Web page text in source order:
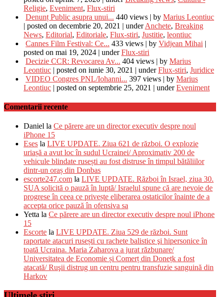
Religie, Eveniment, Flux-stiri
Denunț Public asupra unui... 440 views | by Marius Leontiuc
| posted on decembrie 20, 2021 | underAnchete, Breaking
News, Editorial, Editoriale, Flux-stiri, Justitie, leontiuc
Cannes Film Festival: Ce... 433 views | by Vidjean Mihai |
posted on mai 19, 2024 | underFlux-stiri
Decizie CCR: Revocarea Av... 404 views | by Marius
Leontiuc | posted on iunie 30, 2021 | underFlux-stiri, Juridice
VIDEO Congres PNL/Iohanni... 397 views | by Marius
Leontiuc | posted on septembrie 25, 2021 | underEveniment
Comentarii recente
Daniel la Ce părere are un director executiv despre noul
iPhone 15
Eses la LIVE UPDATE. Ziua 621 de război. O explozie
uriașă a avut loc în sudul Ucrainei/ Aproximativ 200 de
vehicule blindate rusești au fost distruse în timpul bătăliilor
dintr-un oraș din Donbas
escorte247.com la LIVE UPDATE. Război în Israel, ziua 30.
SUA solicită o pauză în luptă/ Israelul spune că are nevoie de
progrese în ceea ce privește eliberarea ostaticilor înainte de a
accepta orice pauză în ofensiva sa
Yetta la Ce părere are un director executiv despre noul iPhone
15
Escorte la LIVE UPDATE. Ziua 529 de război. Sunt
raportate atacuri rusești cu rachete balistice şi hipersonice în
toată Ucraina. Maria Zaharova a jurat răzbunare/
Universitatea de Economie și Comerț din Donețk a fost
atacată/ Ruşii distrug un centru pentru transfuzie sanguină din
Harkov